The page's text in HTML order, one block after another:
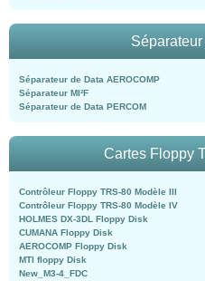
Séparateur de Data AEROCOMP
Séparateur MI²F
Séparateur de Data PERCOM
Cartes Floppy
Contrôleur Floppy TRS-80 Modèle III
Contrôleur Floppy TRS-80 Modèle IV
HOLMES DX-3DL Floppy Disk
CUMANA Floppy Disk
AEROCOMP Floppy Disk
MTI floppy Disk
New_M3-4_FDC